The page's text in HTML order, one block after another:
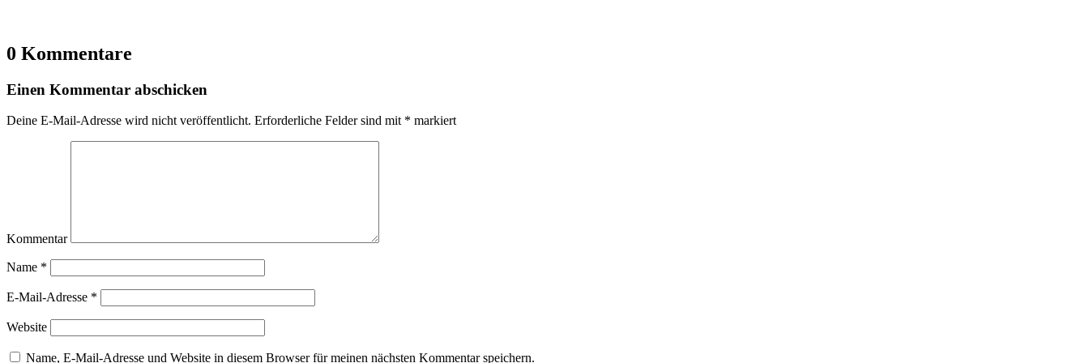
0 Kommentare
Einen Kommentar abschicken
Deine E-Mail-Adresse wird nicht veröffentlicht. Erforderliche Felder sind mit * markiert
Kommentar
Name *
E-Mail-Adresse *
Website
Name, E-Mail-Adresse und Website in diesem Browser für meinen nächsten Kommentar speichern.